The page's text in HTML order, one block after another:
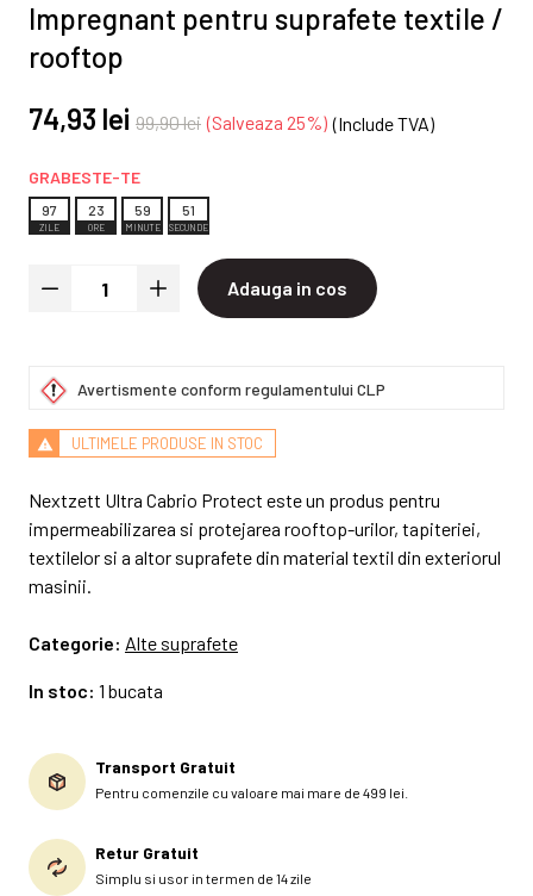
Impregnant pentru suprafete textile /
rooftop
74,93 lei 99,90 lei Salveaza 25% (Include TVA)
GRABESTE-TE
97
ZILE
23
ORE
59
MINUTE
51
SECUNDE
Adauga in cos
Avertismente conform regulamentului CLP
ULTIMELE PRODUSE IN STOC
Nextzett Ultra Cabrio Protect este un produs pentru
impermeabilizarea si protejarea rooftop-urilor, tapiteriei,
textilelor si a altor suprafete din material textil din exteriorul
masinii.
Categorie: Alte suprafete
In stoc: 1 bucata
Transport Gratuit
Pentru comenzile cu valoare mai mare de 499 lei.
Retur Gratuit
Simplu si usor in termen de 14 zile